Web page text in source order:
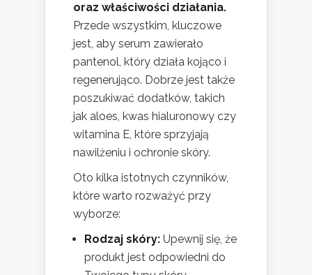
oraz właściwości działania.
Przede wszystkim, kluczowe
jest, aby serum zawierało
pantenol, który działa kojąco i
regenerująco. Dobrze jest także
poszukiwać dodatków, takich
jak aloes, kwas hialuronowy czy
witamina E, które sprzyjają
nawilżeniu i ochronie skóry.
Oto kilka istotnych czynników,
które warto rozważyć przy
wyborze:
Rodzaj skóry: Upewnij się, że
produkt jest odpowiedni do